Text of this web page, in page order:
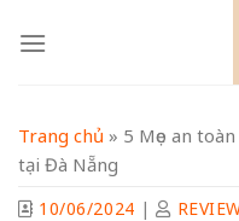
Trang chủ » 5 Mẹo an
tại Đà Nẵng
10/06/2024 |